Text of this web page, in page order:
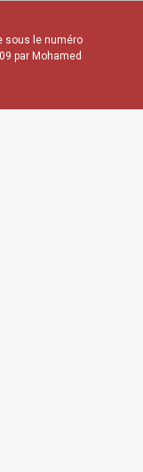
sous le numéro
par Mohamed